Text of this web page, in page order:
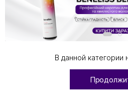
В данной категории